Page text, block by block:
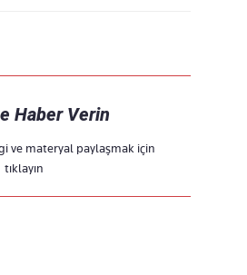
Haber Verin
ve materyal paylaşmak için
tıklayın